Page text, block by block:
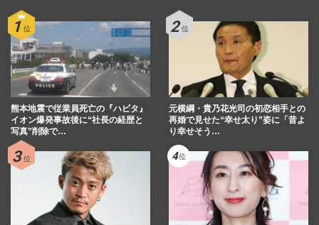
熊本地震で従業員死亡の『ハビタ』
イオン爆発事故後に“社長の経歴と
写真”削除で…
元横綱・貴乃花光司の初恋相手との
再婚で見せた“幸せ太り”姿に「昔よ
り幸せそう…